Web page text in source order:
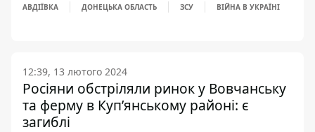
АВДІЇВКА ДОНЕЦЬКА ОБЛАСТЬ ЗСУ ВІЙНА В УКРАЇНІ
12:39, 13 лютого 2024
Росіяни обстріляли ринок у Вовчанську
та ферму в Купʼянському районі: є
загиблі